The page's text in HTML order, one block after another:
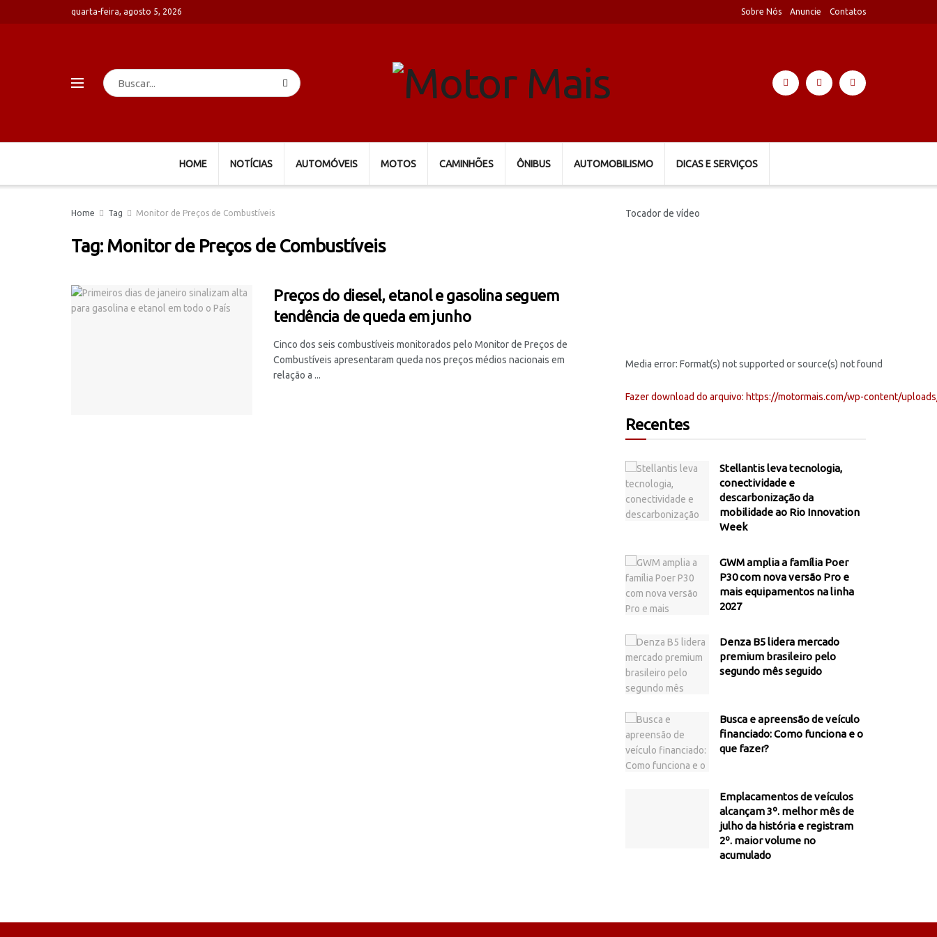
quarta-feira, agosto 5, 2026 Sobre Nós Anuncie Contatos
HOME NOTÍCIAS AUTOMÓVEIS MOTOS CAMINHÕES ÔNIBUS AUTOMOBILISMO DICAS E SERVIÇOS
Home Tag Monitor de Preços de Combustíveis
Tag: Monitor de Preços de Combustíveis
Preços do diesel, etanol e gasolina seguem
tendência de queda em junho
Cinco dos seis combustíveis monitorados pelo Monitor de Preços de
Combustíveis apresentaram queda nos preços médios nacionais em
relação a ...
Tocador de vídeo
Media error: Format(s) not supported or source(s) not found
Fazer download do arquivo: https://motormais.com/wp-content/
Use as setas para cima ou para baixo para aumentar ou diminuir o
Recentes
Stellantis leva tecnologia,
conectividade e
descarbonização da
mobilidade ao Rio Innovation
Week
GWM amplia a família Poer
P30 com nova versão Pro e
mais equipamentos na linha
2027
Denza B5 lidera mercado
premium brasileiro pelo
segundo mês seguido
Busca e apreensão de veículo
financiado: Como funciona e o
que fazer?
Emplacamentos de veículos
alcançam 3º. melhor mês de
julho da história e registram
2º. maior volume no
acumulado